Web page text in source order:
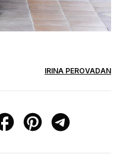
IRINA PEROVADAN